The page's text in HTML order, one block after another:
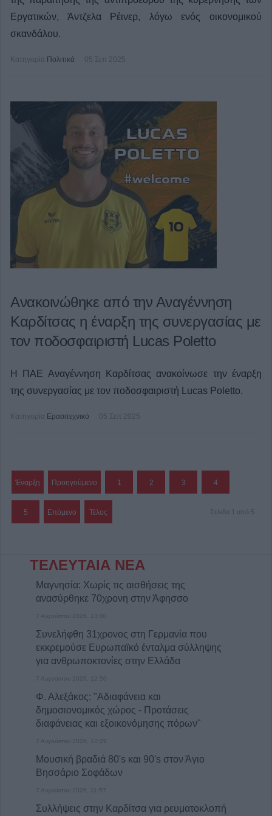
Εργατικών, Άντζελα Ρέινερ, λόγω ενός οικονομικού
σκανδάλου.
Κατηγορία Πολιτικά 05 Σεπ 2025
Ανακοινώθηκε από την Αναγέννηση
Καρδίτσας η έναρξη της συνεργασίας με
τον ποδοσφαιριστή Lucas Poletto
Η ΠΑΕ Αναγέννηση Καρδίτσας ανακοίνωσε την έναρξη
της συνεργασίας με τον ποδοσφαιριστή Lucas Poletto.
Κατηγορία Ερασιτεχνικό 05 Σεπ 2025
Έναρξη Προηγούμενο 1 2 3 4
5 Επόμενο Τέλος Σελίδα 1 από 5
ΤΕΛΕΥΤΑΙΑ ΝΕΑ
Μαγνησία: Χωρίς τις αισθήσεις της
ανασύρθηκε 70χρονη στην Άφησσο
7 Αυγούστου 2026, 13:00
Συνελήφθη 31χρονος στη Γερμανία που
εκκρεμούσε Ευρωπαϊκό ένταλμα σύλληψης
για ανθρωποκτονίες στην Ελλάδα
7 Αυγούστου 2026, 12:50
Φ. Αλεξάκος: "Αδιαφάνεια και
δημοσιονομικός χώρος - Προτάσεις
διαφάνειας και εξοικονόμησης πόρων"
7 Αυγούστου 2026, 12:29
Μουσική βραδιά 80's και 90's στον Άγιο
Βησσάριο Σοφάδων
7 Αυγούστου 2026, 11:57
Συλλήψεις στην Καρδίτσα για ρευματοκλοπή